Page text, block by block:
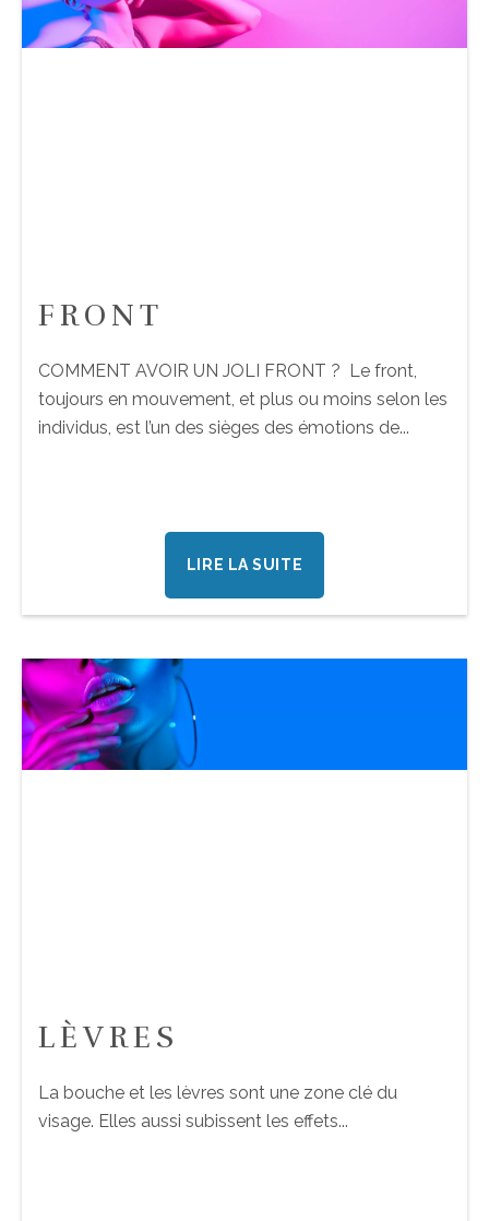
FRONT
COMMENT AVOIR UN JOLI FRONT ? Le front,
toujours en mouvement, et plus ou moins selon les
individus, est l’un des sièges des émotions de...
LIRE LA SUITE
LÈVRES
La bouche et les lèvres sont une zone clé du
visage. Elles aussi subissent les effets...